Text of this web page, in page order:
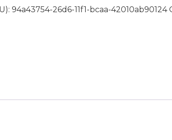
94a43754-26d6-11f1-bcaa-42010ab90124